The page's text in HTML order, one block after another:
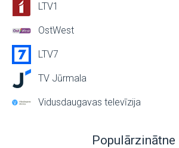
LTV1
OstWest
LTV7
TV Jūrmala
Vidusdaugavas televīzija
Populārzinātne